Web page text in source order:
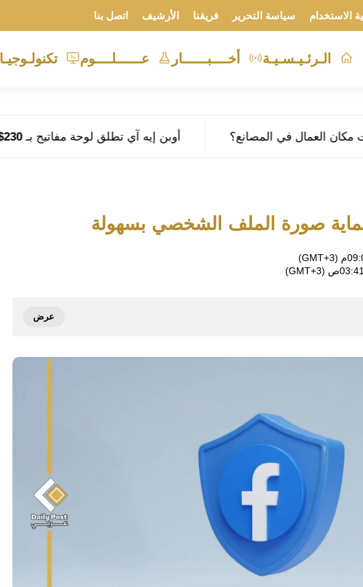
الاستخدام سياسة التحرير فريقنا الأرشيف اتصل بنا
الـرئـيـسـيـة أخــــبــــــار عــــــلــــوم تكنولـوجيـا
أوبن إيه آي تطلق لوحة مفاتيح بـ 230$ خاصة لـ كودكس
صورة الملف الشخصي بسهولة